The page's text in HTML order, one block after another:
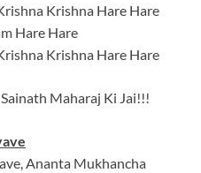
Krishna Hare Hare
Hare Hare
Krishna Hare Hare
Maharaj Ki Jai!!!
Ananta Mukhancha